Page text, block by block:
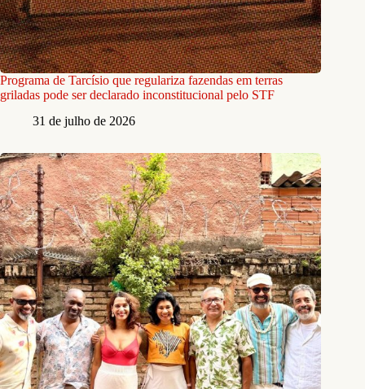
Programa de Tarcísio que regulariza fazendas em terras
griladas pode ser declarado inconstitucional pelo STF
31 de julho de 2026